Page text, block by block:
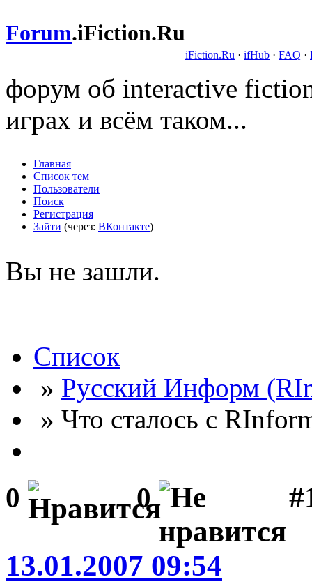
Forum.iFiction.Ru
iFiction.Ru · ifHub · FAQ ·
форум об interactive
играх и всём таком...
Главная
Список тем
Пользователи
Поиск
Регистрация
Зайти (через: ВКонтакте)
Вы не зашли.
Список
» Русский Информ
» Что сталось с
0 0
13.01.2007 09:54